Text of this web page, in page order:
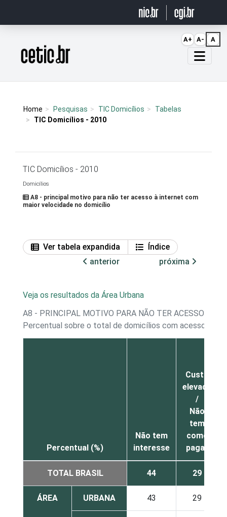
Página inicial
Home Pesquisas TIC Domicílios
Tabelas
TIC Domicílios - 2010
TIC Domicílios - 2010
Domicílios
A8 - principal motivo para não ter acesso à internet com
maior velocidade no domicílio
Ver tabela expandida
Índice
anterior
próxima
Veja os resultados da Área Urbana
A8 - PRINCIPAL MOTIVO PARA NÃO TER ACESSO À
Percentual sobre o total de domicílios com acesso à
Percentual (%)
Não tem
interesse
Custo
elevado
/
Não
tem
como
pagar
TOTAL BRASIL 44 29
ÁREA URBANA 43 29
A+ A- A